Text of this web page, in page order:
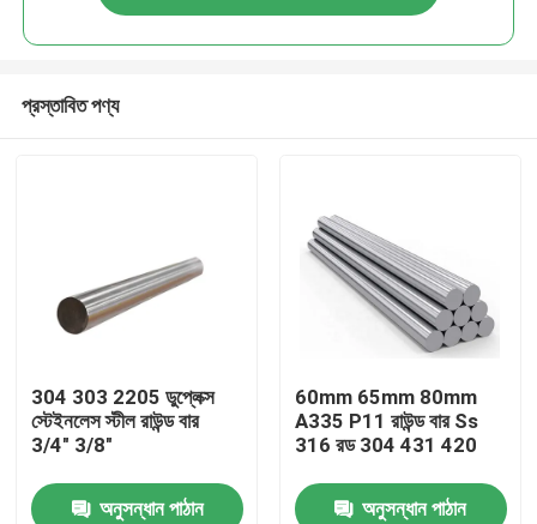
প্রস্তাবিত পণ্য
304 303 2205 ডুপ্লেক্স
স্টেইনলেস স্টীল রাউন্ড বার
3/4" 3/8"
অনুসন্ধান পাঠান
60mm 65mm 80mm
A335 P11 রাউন্ড বার Ss
316 রড 304 431 420
অনুসন্ধান পাঠান